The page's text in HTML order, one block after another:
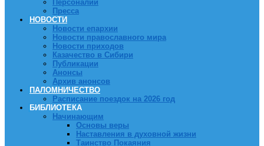
Персоналии
Пресса
НОВОСТИ
Новости епархии
Новости православного мира
Новости приходов
Казачество в Сибири
Публикации
Анонсы
Архив анонсов
ПАЛОМНИЧЕСТВО
Расписание поездок на 2026 год
БИБЛИОТЕКА
Начинающим
Основы веры
Наставления в духовной жизни
Таинство Покаяния